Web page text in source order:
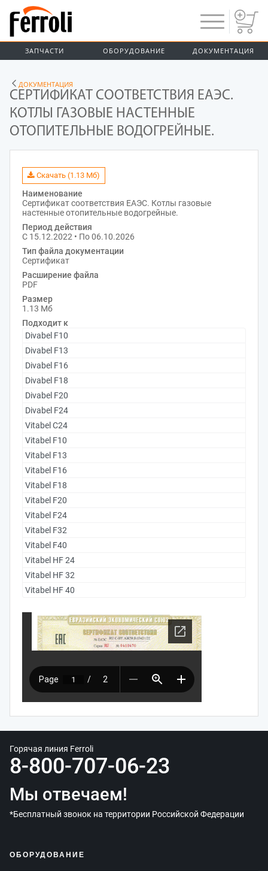
ЗАПЧАСТИ ОБОРУДОВАНИЕ ДОКУМЕНТАЦИЯ
ДОКУМЕНТАЦИЯ
СЕРТИФИКАТ СООТВЕТСТВИЯ ЕАЭС.
КОТЛЫ ГАЗОВЫЕ НАСТЕННЫЕ
ОТОПИТЕЛЬНЫЕ ВОДОГРЕЙНЫЕ.
Скачать (1.13 Мб)
Наименование
Сертификат соответствия ЕАЭС. Котлы газовые
настенные отопительные водогрейные.
Период действия
С 15.12.2022 • По 06.10.2026
Тип файла документации
Сертификат
Расширение файла
PDF
Размер
1.13 Мб
Подходит к
Divabel F10
Divabel F13
Divabel F16
Divabel F18
Divabel F20
Divabel F24
Vitabel C24
Vitabel F10
Vitabel F13
Vitabel F16
Vitabel F18
Vitabel F20
Vitabel F24
Vitabel F32
Vitabel F40
Vitabel HF 24
Vitabel HF 32
Vitabel HF 40
Горячая линия Ferroli
8-800-707-06-23
Мы отвечаем!
*Бесплатный звонок на территории Российской Федерации
ОБОРУДОВАНИЕ